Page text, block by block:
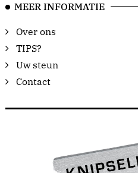
MEER INFORMATIE
Over ons
TIPS?
Uw steun
Contact